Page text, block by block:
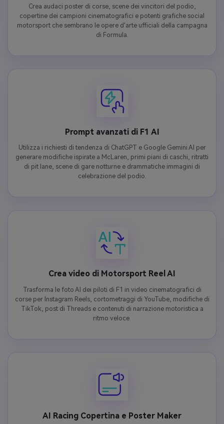
Crea audaci poster di corse, scene dei vincitori del podio,
copertine dei campioni cinematografici e potenti grafiche social
motorsport che sembrano le opere d'arte ufficiali della campagna
di Formula.
Prompt avanzati di F1 AI
Utilizza i richiesti di tendenza di ChatGPT e Google Gemini AI per
generare modifiche ispirate a McLaren, primi piani di caschi, ritratti
di pit lane, scene di gare notturne e drammatiche immagini di
celebrazione del podio.
Crea video di Motorsport Reel AI
Trasforma le foto AI dei piloti di F1 in video cinematografici di
corse per Instagram Reels, cortometraggi di YouTube, modifiche di
TikTok, post di Threads e contenuti di narrazione motoristica a
ritmo veloce.
AI Racing Copertina e Poster Maker